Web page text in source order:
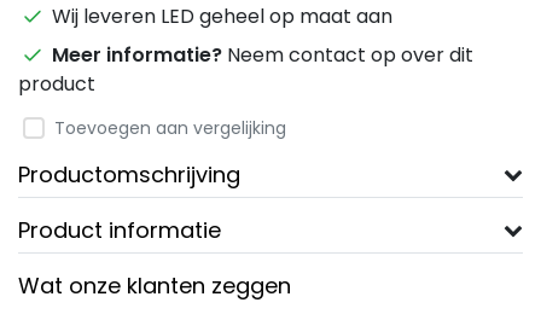
Wij leveren LED geheel op maat aan
Meer informatie? Neem contact op over dit
product
Toevoegen aan vergelijking
Productomschrijving
Product informatie
Wat onze klanten zeggen